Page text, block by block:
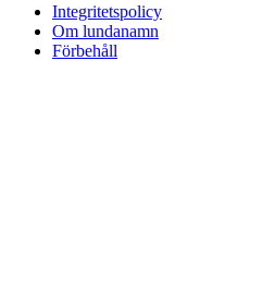
Integritetspolicy
Om lundanamn
Förbehåll